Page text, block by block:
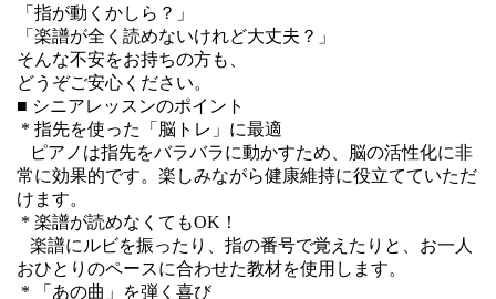
「指が動くかしら？」
「楽譜が全く読めないけれど大丈夫？」
そんな不安をお持ちの方も、
どうぞご安心ください。
■ シニアレッスンのポイント
* 指先を使った「脳トレ」に最適
ピアノは指先をバラバラに動かすため、脳の活性化に非
常に効果的です。楽しみながら健康維持に役立てていただ
けます。
* 楽譜が読めなくてもOK！
楽譜にルビを振ったり、指の番号で覚えたりと、お一人
おひとりのペースに合わせた教材を使用します。
* 「あの曲」を弾く喜び